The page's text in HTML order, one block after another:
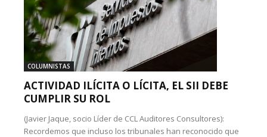
COLUMNISTAS
ACTIVIDAD ILÍCITA O LÍCITA, EL SII DEBE
CUMPLIR SU ROL
(Javier Jaque, socio Líder de CCL Auditores Consultores):
Recordemos que incluso los tribunales han reconocido que